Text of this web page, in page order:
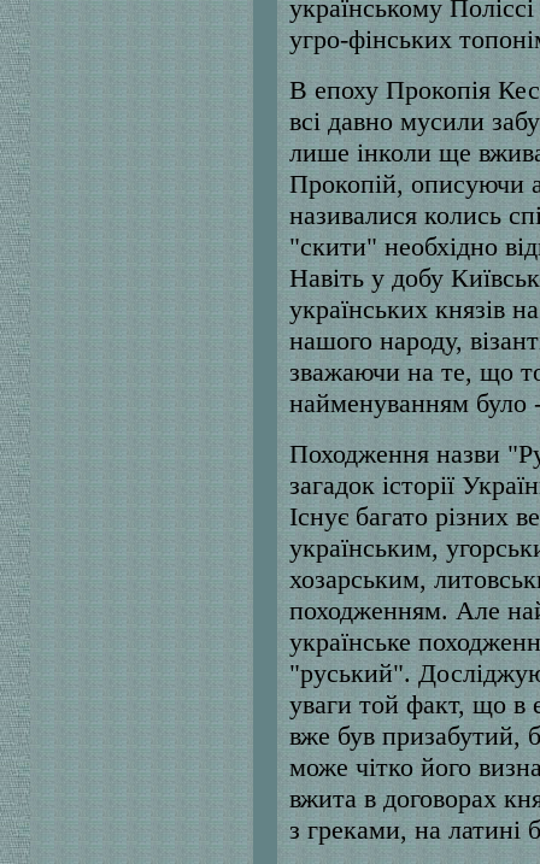
українському
угро-фінських
В епоху Прокопія
всі давно мусили
лише інколи ще
Прокопій, описуючи
називалися колись
"скити" необхідно
Навіть у добу
українських князів
нашого народу,
зважаючи на те, що
найменуванням було
Походження назви
загадок історії
Існує багато різних
українським,
хозарським,
походженням. Але
українське
"руський".
уваги той факт, що в
вже був призабутий,
може чітко його
вжита в договорах
з греками, на латині